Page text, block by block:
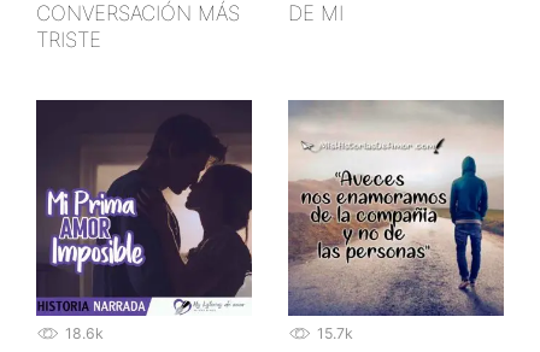
CONVERSACIÓN MÁS
TRISTE
DE MI
18.6k 15.7k